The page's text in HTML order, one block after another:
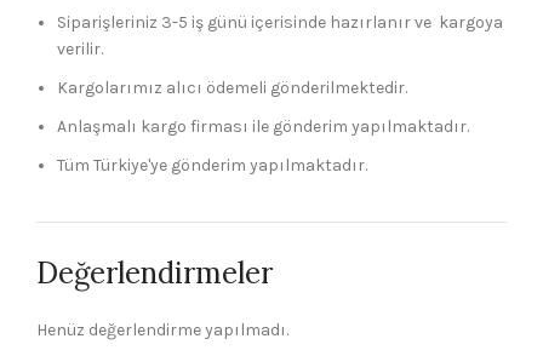
Siparişleriniz 3-5 iş günü içerisinde hazırlanır ve kargoya
verilir.
Kargolarımız alıcı ödemeli gönderilmektedir.
Anlaşmalı kargo firması ile gönderim yapılmaktadır.
Tüm Türkiye'ye gönderim yapılmaktadır.
Değerlendirmeler
Henüz değerlendirme yapılmadı.